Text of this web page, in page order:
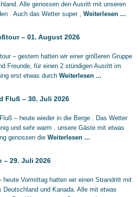
Alle genossen den Ausritt mit unseren
. Auch das Wetter super , Weiterlesen ...
– 01. August 2026
– gestern hatten wir einer größeren Gruppe
Freunde, für einen 2 stündigen Ausritt im
erst etwas durch Weiterlesen ...
Fluß – 30. Juli 2026
– heute wieder in die Berge . Das Wetter
und sehr warm . unsere Gäste mit etwas
genossen die Weiterlesen ...
– 29. Juli 2026
heute Vormittag hatten wir einen Strandritt mit
Deutschland und Kanada. Alle mit etwas